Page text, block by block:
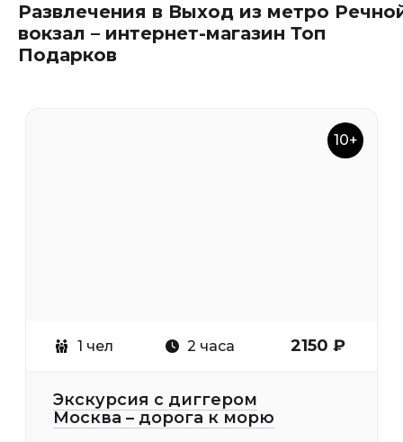
Развлечения в Выход из метро
вокзал – интернет-магазин Топ
Подарков
10+
1 чел 2 часа 2150 ₽
Экскурсия с диггером
Москва – дорога к морю